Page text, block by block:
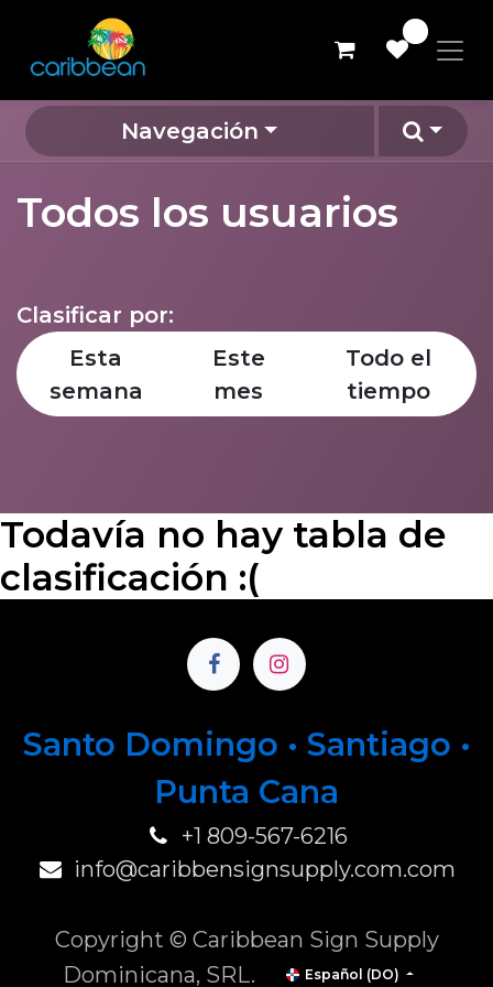
Navegación
Todos los usuarios
Clasificar por:
Esta
semana
Este
mes
Todo el
tiempo
Todavía no hay tabla de
clasificación :(
Santo Domingo • Santiago •
Punta Cana
+1 809-567-6216
info@caribbensignsupply.com.com
Copyright © Caribbean Sign Supply
Dominicana, SRL.
Español (DO)